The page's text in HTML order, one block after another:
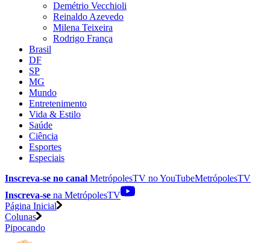
Demétrio Vecchioli
Reinaldo Azevedo
Milena Teixeira
Rodrigo França
Brasil
DF
SP
MG
Mundo
Entretenimento
Vida & Estilo
Saúde
Ciência
Esportes
Especiais
Inscreva-se no canal MetrópolesTV noYouTubeMetrópolesTV
Inscreva-se na MetrópolesTV
Página Inicial
Colunas
Pipocando